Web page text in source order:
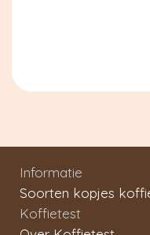
Informatie
Soorten kopjes
Koffietest